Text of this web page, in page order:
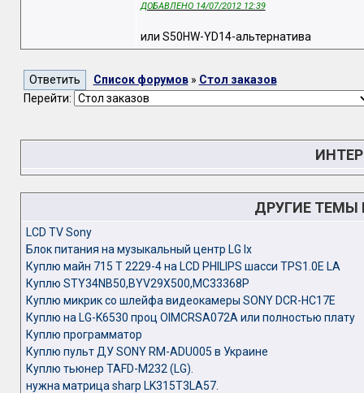
ДОБАВЛЕНО 14/07/2012 12:39
или S50HW-YD14-альтернатива
Список форумов» Стол заказов
Перейти:
ДРУГИЕ ТЕМЫ
LCD TV Sony
Блок питания на музыкальный центр LG lx
Куплю майн 715 T 2229-4 на LCD PHILIPS шасси TPS1.0E LA
Куплю STY34NB50,BYV29X500,MC33368P
Куплю микрик со шлейфа видеокамеры SONY DCR-HC17E
Куплю на LG-K6530 проц OIMCRSA072A или полностью плату
Куплю программатор
Куплю пульт ДУ SONY RM-ADU005 в Украине
Куплю тьюнер TAFD-M232 (LG).
нужна матрица sharp LK315T3LA57.